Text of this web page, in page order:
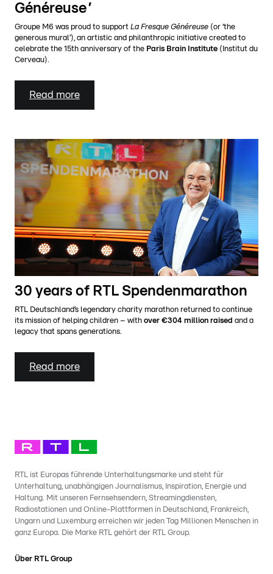
Généreuse ’
Groupe M6 was proud to support La Fresque Généreuse (or ‘the
generous mural’), an artistic and philanthropic initiative created to
celebrate the 15th anniversary of the Paris Brain Institute (Institut du
Cerveau).
Read more
30 years of RTL Spendenmarathon
RTL Deutschland’s legendary charity marathon returned to continue
its mission of helping children – with over €304 million raised and a
legacy that spans generations.
Read more
RTL ist Europas führende Unterhaltungsmarke und steht für
Unterhaltung, unabhängigen Journalismus, Inspiration, Energie und
Haltung. Mit unseren Fernsehsendern, Streamingdiensten,
Radiostationen und Online-Plattformen in Deutschland, Frankreich,
Ungarn und Luxemburg erreichen wir jeden Tag Millionen Menschen in
ganz Europa. Die Marke RTL gehört der RTL Group.
Über RTL Group